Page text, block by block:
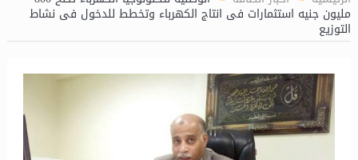
مليون جنيه استثمارات فى انتاج الكهرباء وتخطط للدخول فى نشاط
التوزيع